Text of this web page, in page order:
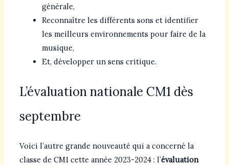
générale,
Reconnaître les différents sons et identifier
les meilleurs environnements pour faire de la
musique,
Et, développer un sens critique.
L’évaluation nationale CM1 dès
septembre
Voici l’autre grande nouveauté qui a concerné la
classe de CM1 cette année 2023-2024 : l’évaluation